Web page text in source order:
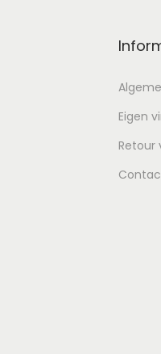
Eigen
Retour